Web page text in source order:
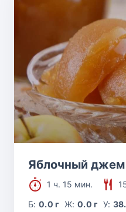
Яблочный джем
1 ч. 15 мин.
Б:0.0 г Ж: 0.0 г У: